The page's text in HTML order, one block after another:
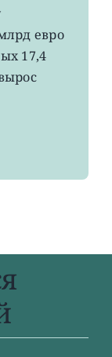
евро
17,4